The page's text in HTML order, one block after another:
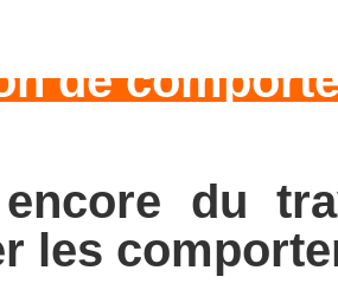
de
du
les